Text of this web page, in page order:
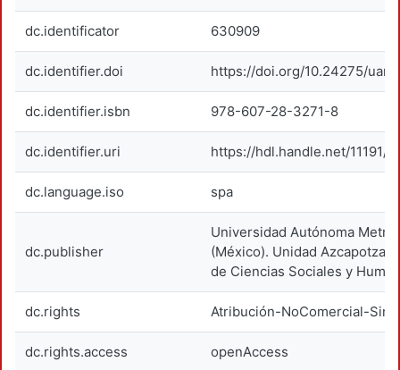
dc.identificator 630909
dc.identifier.doi https://doi.org/10.24275/
dc.identifier.isbn 978-607-28-3271-8
dc.identifier.uri https://hdl.handle.net/11191/
dc.language.iso spa
dc.publisher
Universidad Autónoma
(México). Unidad
de Ciencias Sociales y
dc.rights Atribución-NoComercial-
dc.rights.access openAccess